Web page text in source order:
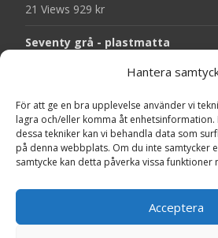
Hantera
För att ge en bra upplevelse använder vi
lagra och/eller komma åt enhetsinformation.
dessa tekniker kan vi behandla data som
på denna webbplats. Om du inte samtycker
samtycke kan detta påverka vissa funktioner
Acceptera
21 Views 929 kr
Seventy grå - plastmatta
20 Views375kr
Chess svart - dörrmatta i kokos
18 Views199kr